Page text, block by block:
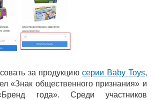
за продукциюсерии Baby Toys,
«Знак общественного признания» и
года». Среди участников